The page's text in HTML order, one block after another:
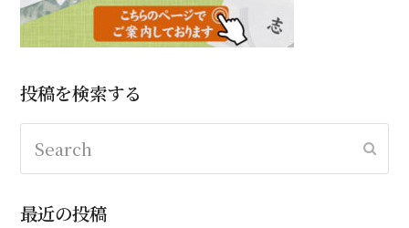
投稿を検索する
最近の投稿